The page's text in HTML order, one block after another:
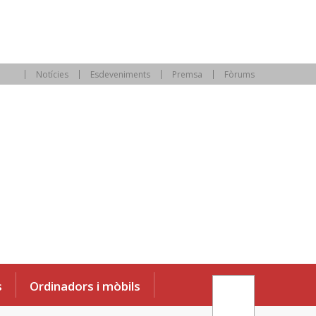
Notícies Esdeveniments Premsa Fòrums
Ordinadors i mòbils